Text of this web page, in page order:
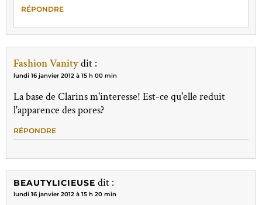
RÉPONDRE
Fashion Vanitydit :
lundi 16 janvier 2012 à 15 h 00 min
La base de Clarins m'interesse! Est-ce qu'elle reduit
l'apparence des pores?
RÉPONDRE
BEAUTYLICIEUSE dit :
lundi 16 janvier 2012 à 15 h 20 min